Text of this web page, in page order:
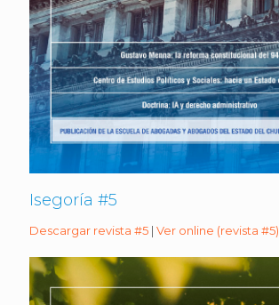
Isegoría #5
Descargar revista #5 | Ver online (revista #5)